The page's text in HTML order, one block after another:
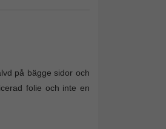
på bägge sidor och
folie och inte en